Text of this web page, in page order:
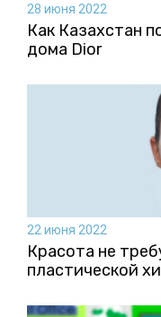
28 июня 2022
Как Казахстан
дома Dior
22 июня 2022
Красота не
пластической